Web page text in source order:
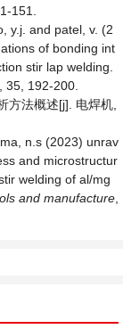
151.
y.j. and patel, v. (2
of bonding int
stir lap welding.
, 35, 192-200.
方法概述[j]. 电焊机,
n.s (2023) unrav
and microstructur
welding of al/mg
and manufacture